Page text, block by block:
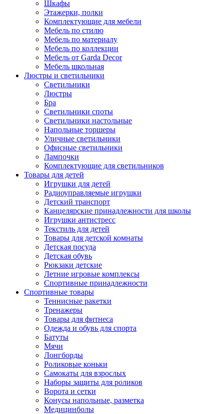
Шкафы
Этажерки, полки
Комплектующие для мебели
Мебель по стилю
Мебель по материалу
Мебель по коллекции
Мебель от Garda Decor
Мебель школьная
Люстры и светильники
Светильники
Люстры
Бра
Светильники споты
Светильники настольные
Напольные торшеры
Уличные светильники
Офисные светильники
Лампочки
Комплектующие для светильников
Товары для детей
Игрушки для детей
Радиоуправляемые игрушки
Детский транспорт
Канцелярские принадлежности для школы
Игрушки антистресс
Текстиль для детей
Товары для детской комнаты
Детская посуда
Детская обувь
Рюкзаки детские
Летние игровые комплексы
Спортивные принадлежности
Спортивные товары
Теннисные ракетки
Тренажеры
Товары для фитнеса
Одежда и обувь для спорта
Батуты
Мячи
Лонгборды
Роликовые коньки
Самокаты для взрослых
Наборы защиты для роликов
Ворота и сетки
Конусы напольные, разметка
Медицинболы